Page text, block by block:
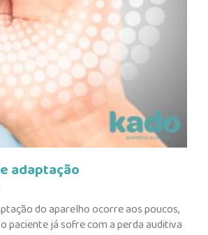
adaptação
do aparelho ocorre aos poucos,
paciente já sofre com a perda auditiva